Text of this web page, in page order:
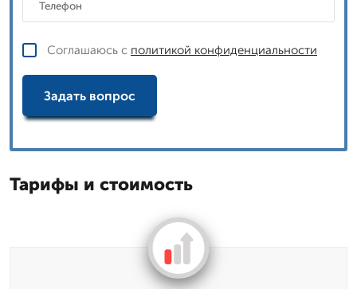
Соглашаюсь с политикой конфиденциальности
Задать вопрос
Тарифы и стоимость